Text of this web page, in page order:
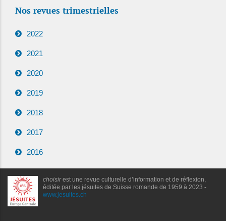
Nos revues trimestrielles
2022
2021
2020
2019
2018
2017
2016
choisirest une revue culturelle d’information et de réflexion,
éditée par les jésuites de Suisse romande de 1959 à 2023 -
www.jesuites.ch